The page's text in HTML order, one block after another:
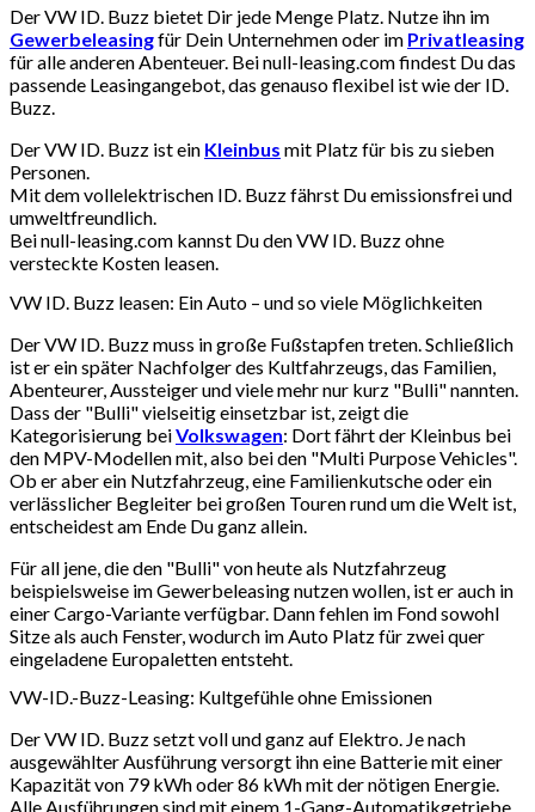
Der VW ID. Buzz bietet Dir jede Menge Platz. Nutze ihn im
Gewerbeleasingfür Dein Unternehmen oder im Privatleasing
für alle anderen Abenteuer. Bei null-leasing.com findest Du das
passende Leasingangebot, das genauso flexibel ist wie der ID.
Buzz.
Der VW ID. Buzz ist ein Kleinbus mit Platz für bis zu sieben
Personen.
Mit dem vollelektrischen ID. Buzz fährst Du emissionsfrei und
umweltfreundlich.
Bei null-leasing.com kannst Du den VW ID. Buzz ohne
versteckte Kosten leasen.
VW ID. Buzz leasen: Ein Auto – und so viele Möglichkeiten
Der VW ID. Buzz muss in große Fußstapfen treten. Schließlich
ist er ein später Nachfolger des Kultfahrzeugs, das Familien,
Abenteurer, Aussteiger und viele mehr nur kurz "Bulli" nannten.
Dass der "Bulli" vielseitig einsetzbar ist, zeigt die
Kategorisierung beiVolkswagen: Dort fährt der Kleinbus bei
den MPV-Modellen mit, also bei den "Multi Purpose Vehicles".
Ob er aber ein Nutzfahrzeug, eine Familienkutsche oder ein
verlässlicher Begleiter bei großen Touren rund um die Welt ist,
entscheidest am Ende Du ganz allein.
Für all jene, die den "Bulli" von heute als Nutzfahrzeug
beispielsweise im Gewerbeleasing nutzen wollen, ist er auch in
einer Cargo-Variante verfügbar. Dann fehlen im Fond sowohl
Sitze als auch Fenster, wodurch im Auto Platz für zwei quer
eingeladene Europaletten entsteht.
VW-ID.-Buzz-Leasing: Kultgefühle ohne Emissionen
Der VW ID. Buzz setzt voll und ganz auf Elektro. Je nach
ausgewählter Ausführung versorgt ihn eine Batterie mit einer
Kapazität von 79 kWh oder 86 kWh mit der nötigen Energie.
Alle Ausführungen sind mit einem 1-Gang-Automatikgetriebe